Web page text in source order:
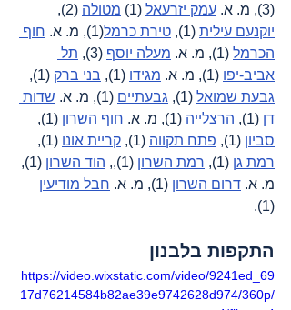
(3), מ. א.
עמק יזרעאל (1) מטולה (2),
יוקנעם עילית (1), טירת כרמל(1), מ. א.
חוף
הכרמל (1), מ. א. מעלה יוסף (3),
תל
אביב-יפו (1), מ. א. מגידו (1), בני ברק (1),
גבעת שמואל (1), גבעתיים (1), מ. א.
שדות
דן (1), הרצלייה (1), מ. א. חוף השרון (1),
סביון (1), פתח תקווה (1), קריית אונו (1),
רמת גן (1), רמת השרון (1),, הוד השרון
(1),
מ. א. דרום השרון (1), מ. א.
חבל מודיעין
(1).
התקפות בלבנון
https://video.wixstatic.com/video/9241ed_69
17d76214584b82ae39e9742628d974/360p/